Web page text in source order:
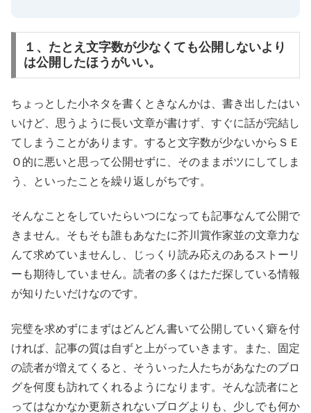
１、たとえ文字数が少なくても公開しないより
は公開したほうがいい。
ちょっとした小ネタを書くときなんかは、書き出したはい
いけど、思うように長い文章が書けず、すぐに話が完結し
てしまうことがあります。すると文字数が少ないからＳＥ
Ｏ的に悪いと思って公開せずに、そのままボツにしてしま
う、といったことを繰り返しがちです。
そんなことをしていたらいつになっても記事なんて公開で
きません。そもそも誰もあなたに芥川賞作家並の文章力な
んて求めていませんし、じっくり読み応えのあるストーリ
ーも期待していません。読者の多くはただ探している情報
が知りたいだけなのです。
完璧を求めずにまずはどんどん書いて公開していく癖を付
ければ、記事の質は自ずと上がっていきます。また、固定
の読者が増えてくると、そういった人たちがあなたのブロ
グを何度も訪れてくれるようになります。そんな読者にと
ってはなかなか更新されないブログよりも、少しでも何か